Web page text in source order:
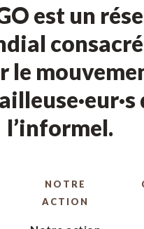
est un
le
l’informel.
NOTRE
ACTION